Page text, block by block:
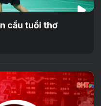
cầu tuổi thơ